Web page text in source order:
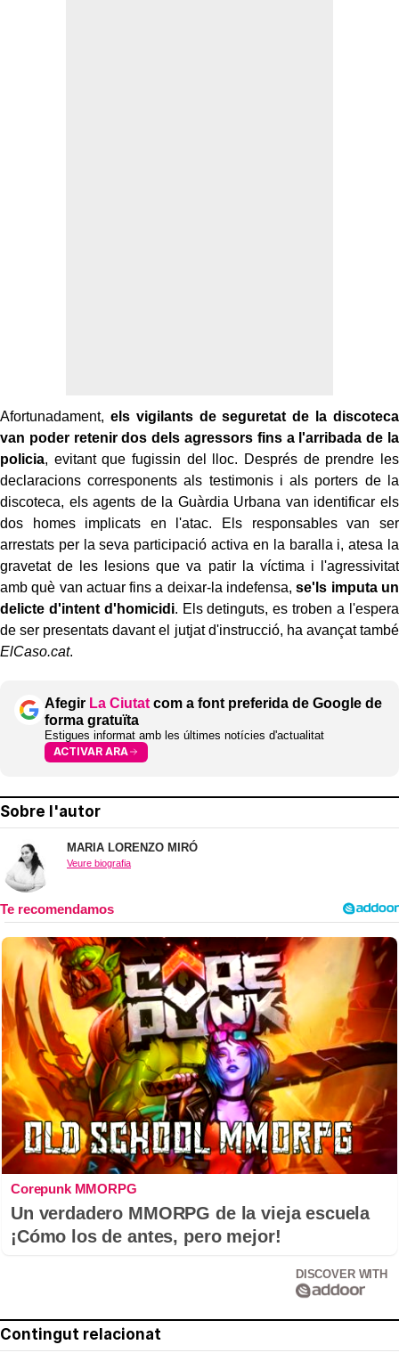
Afortunadament, els vigilants de seguretat de la discoteca
van poder retenir dos dels agressors fins a l'arribada de la
policia, evitant que fugissin del lloc. Després de prendre les
declaracions corresponents als testimonis i als porters de la
discoteca, els agents de la Guàrdia Urbana van identificar els
dos homes implicats en l'atac. Els responsables van ser
arrestats per la seva participació activa en la baralla i, atesa la
gravetat de les lesions que va patir la víctima i l'agressivitat
amb què van actuar fins a deixar-la indefensa,se'ls imputa un
delicte d'intent d'homicidi. Els detinguts, es troben a l'espera
de ser presentats davant el jutjat d'instrucció, ha avançat també
ElCaso.cat.
Afegir La Ciutat com a font preferida de Google de
forma gratuïta
Estigues informat amb les últimes notícies d'actualitat
ACTIVAR ARA
Sobre l'autor
MARIA LORENZO MIRÓ
Veure biografia
Corepunk MMORPG
Un verdadero MMORPG de la vieja escuela
¡Cómo los de antes, pero mejor!
DISCOVER WITH
Contingut relacionat